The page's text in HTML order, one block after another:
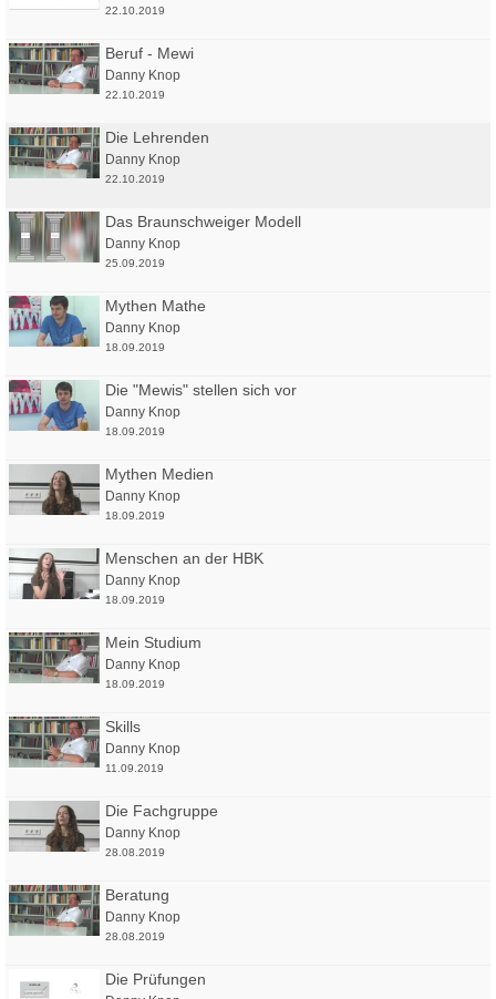
22.10.2019
Beruf - Mewi
Danny Knop
22.10.2019
Die Lehrenden
Danny Knop
22.10.2019
Das Braunschweiger Modell
Danny Knop
25.09.2019
Mythen Mathe
Danny Knop
18.09.2019
Die "Mewis" stellen sich vor
Danny Knop
18.09.2019
Mythen Medien
Danny Knop
18.09.2019
Menschen an der HBK
Danny Knop
18.09.2019
Mein Studium
Danny Knop
18.09.2019
Skills
Danny Knop
11.09.2019
Die Fachgruppe
Danny Knop
28.08.2019
Beratung
Danny Knop
28.08.2019
Die Prüfungen